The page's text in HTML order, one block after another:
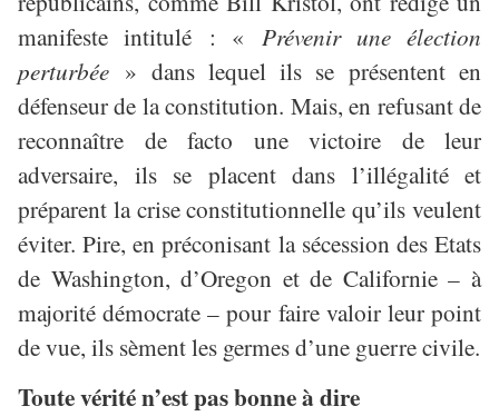
manifeste intitulé : « Prévenir une élection
perturbée » dans lequel ils se présentent en
défenseur de la constitution. Mais, en refusant de
reconnaître de facto une victoire de leur
adversaire, ils se placent dans l’illégalité et
préparent la crise constitutionnelle qu’ils veulent
éviter. Pire, en préconisant la sécession des Etats
de Washington, d’Oregon et de Californie – à
majorité démocrate – pour faire valoir leur point
de vue, ils sèment les germes d’une guerre civile.
Toute vérité n’est pas bonne à dire